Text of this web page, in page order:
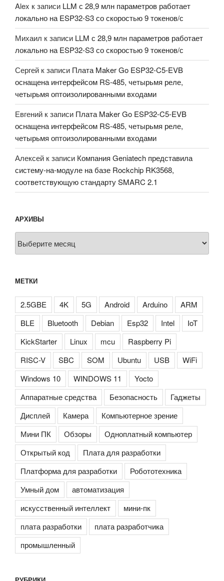
Alex к записи LLM с 28,9 млн параметров работает
локально на ESP32-S3 со скоростью 9 токенов/с
Михаил к записи LLM с 28,9 млн параметров работает
локально на ESP32-S3 со скоростью 9 токенов/с
Сергей к записи Плата Maker Go ESP32-C5-EVB
оснащена интерфейсом RS-485, четырьмя реле,
четырьмя оптоизолированными входами
Евгений к записи Плата Maker Go ESP32-C5-EVB
оснащена интерфейсом RS-485, четырьмя реле,
четырьмя оптоизолированными входами
Алексей к записи Компания Geniatech представила
систему-на-модуле на базе Rockchip RK3568,
соответствующую стандарту SMARC 2.1
АРХИВЫ
МЕТКИ
2.5GBE 4K 5G Android Arduino
ARM
BLE
Bluetooth Debian Esp32 Intel
IoT
KickStarter
Linux mcu
Raspberry Pi
RISC-V
SBC SOM Ubuntu USB
WiFi
Windows 10
WINDOWS 11
Yocto
Аппаратные средства
Безопасность
Гаджеты
Дисплей
Камера
Компьютерное зрение
Мини ПК
Обзоры
Одноплатный компьютер
Открытый код
Плата для разработки
Платформа для разработки
Робототехника
Умный дом
автоматизация
искусственный интеллект
мини-пк
плата разработки
плата разработчика
промышленный